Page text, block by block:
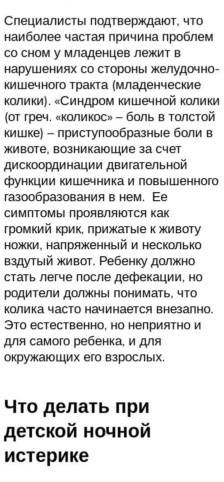
Специалисты подтверждают, что
наиболее частая причина проблем
со сном у младенцев лежит в
нарушениях со стороны желудочно-
кишечного тракта (младенческие
колики). «Синдром кишечной колики
(от греч. «коликос» – боль в толстой
кишке) – приступообразные боли в
животе, возникающие за счет
дискоординации двигательной
функции кишечника и повышенного
газообразования в нем. Ее
симптомы проявляются как
громкий крик, прижатые к животу
ножки, напряженный и несколько
вздутый живот. Ребенку должно
стать легче после дефекации, но
родители должны понимать, что
колика часто начинается внезапно.
Это естественно, но неприятно и
для самого ребенка, и для
окружающих его взрослых.
Что делать при
детской ночной
истерике